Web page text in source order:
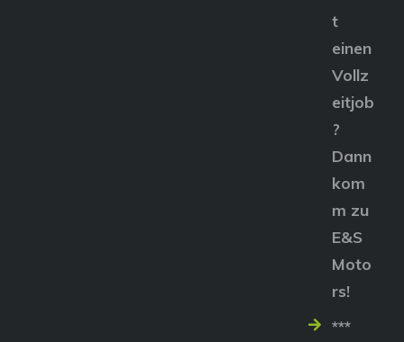
t
einen
Vollz
eitjob
?
Dann
kom
m zu
E&S
Moto
rs!
***